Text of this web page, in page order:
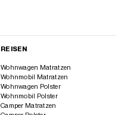
REISEN
Wohnwagen Matratzen
Wohnmobil Matratzen
Wohnwagen Polster
Wohnmobil Polster
Camper Matratzen